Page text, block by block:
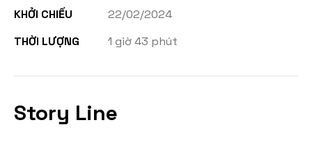
KHỞI CHIẾU
22/02/2024
THỜI LƯỢNG
1 giờ 43 phút
Story Line